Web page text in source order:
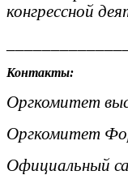
конгрессной
Контакты:
Оргкомитет
Оргкомитет
Официальный